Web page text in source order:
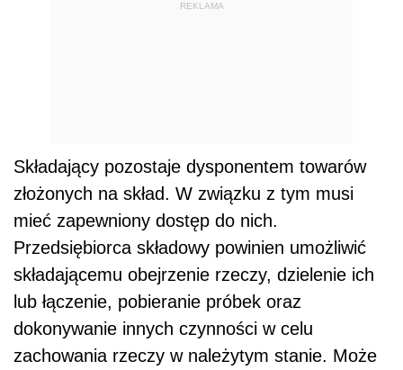
REKLAMA
Składający pozostaje dysponentem towarów
złożonych na skład. W związku z tym musi
mieć zapewniony dostęp do nich.
Przedsiębiorca składowy powinien umożliwić
składającemu obejrzenie rzeczy, dzielenie ich
lub łączenie, pobieranie próbek oraz
dokonywanie innych czynności w celu
zachowania rzeczy w należytym stanie. Może